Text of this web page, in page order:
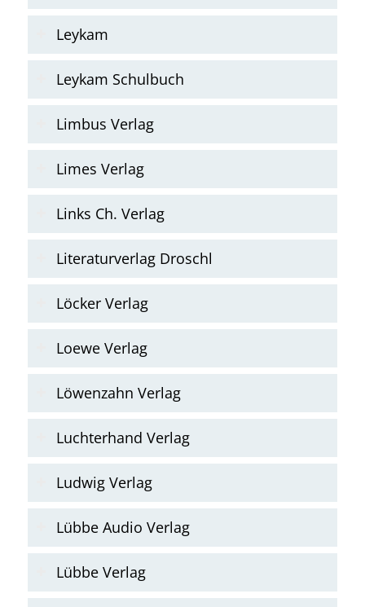
Leykam
Leykam Schulbuch
Limbus Verlag
Limes Verlag
Links Ch. Verlag
Literaturverlag Droschl
Löcker Verlag
Loewe Verlag
Löwenzahn Verlag
Luchterhand Verlag
Ludwig Verlag
Lübbe Audio Verlag
Lübbe Verlag